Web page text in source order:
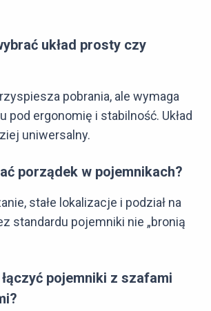
układ prosty czy
pobrania, ale wymaga
pod ergonomię i stabilność. Układ
uniwersalny.
porządek w pojemnikach?
stałe lokalizacje i podział na
standardu pojemniki nie „bronią
pojemniki z szafami